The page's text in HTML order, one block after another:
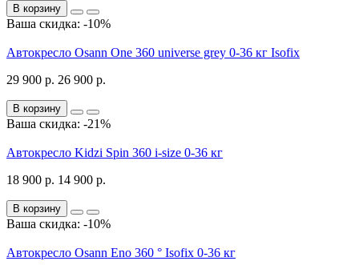
В корзину
Ваша скидка: -10%
Автокресло Osann One 360 universe grey 0-36 кг Isofix
29 900 р. 26 900 р.
В корзину
Ваша скидка: -21%
Автокресло Kidzi Spin 360 i-size 0-36 кг
18 900 р. 14 900 р.
В корзину
Ваша скидка: -10%
Автокресло Osann Eno 360 ° Isofix 0-36 кг